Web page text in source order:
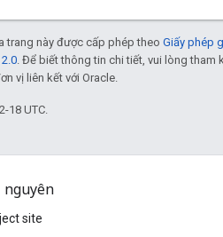
trang này được cấp phép theo Giấy phép
. Để biết thông tin chi tiết, vui lòng tham
vị liên kết với Oracle.
18 UTC.
nguyên
site